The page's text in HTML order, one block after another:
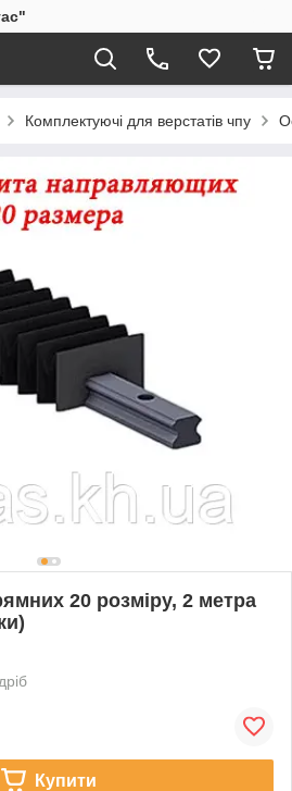
Комплектуючі для верстатів чпу
20 розміру, 2 метра
Купити